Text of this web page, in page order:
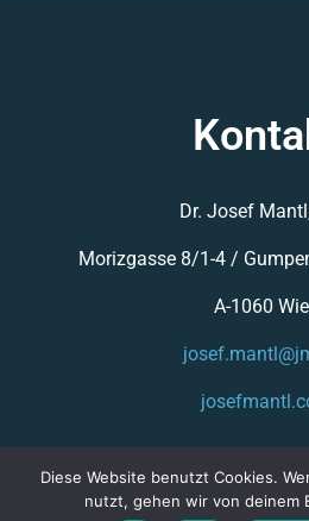
Dr. Josef
Morizgasse 8/1-4 /
A-1060
Diese Website benutzt Cookies.
nutzt, gehen wir von deinem